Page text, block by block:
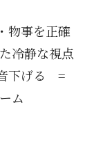
物事を正確
冷静な視点
音下げる =
ム